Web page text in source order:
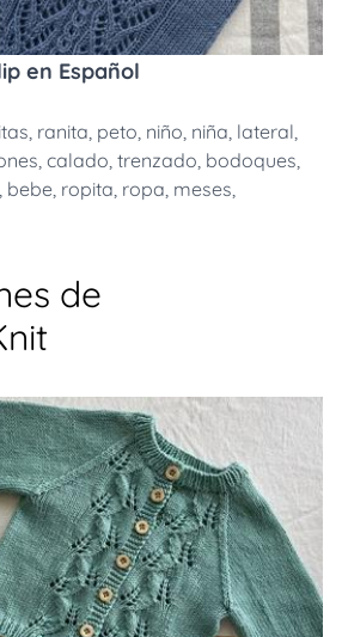
en Español
, ranita, peto, niño, niña, lateral,
, calado, trenzado, bodoques,
, bebe, ropita, ropa, meses,
de